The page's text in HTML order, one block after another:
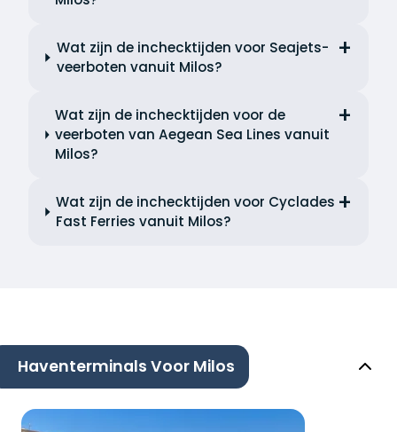
Wat zijn de inchecktijden voor Seajets-
veerboten vanuit Milos?
Wat zijn de inchecktijden voor de
veerboten van Aegean Sea Lines vanuit
Milos?
Wat zijn de inchecktijden voor Cyclades
Fast Ferries vanuit Milos?
Haventerminals Voor Milos